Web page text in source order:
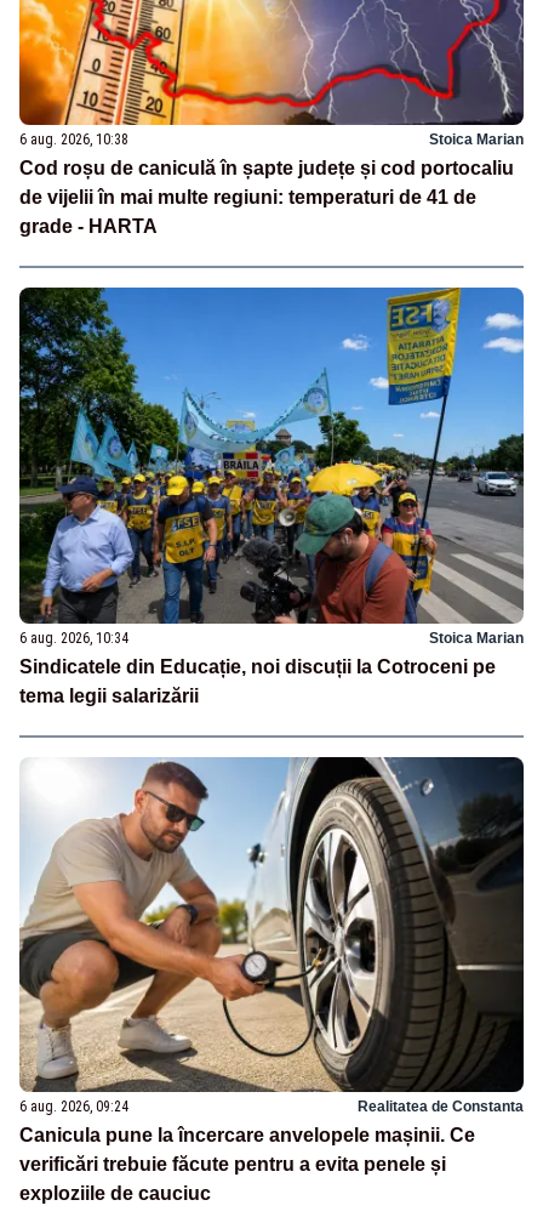
6 aug. 2026, 10:38 Stoica Marian
Cod roșu de caniculă în șapte județe și cod portocaliu
de vijelii în mai multe regiuni: temperaturi de 41 de
grade - HARTA
6 aug. 2026, 10:34 Stoica Marian
Sindicatele din Educație, noi discuții la Cotroceni pe
tema legii salarizării
6 aug. 2026, 09:24 Realitatea de Constanta
Canicula pune la încercare anvelopele mașinii. Ce
verificări trebuie făcute pentru a evita penele și
exploziile de cauciuc